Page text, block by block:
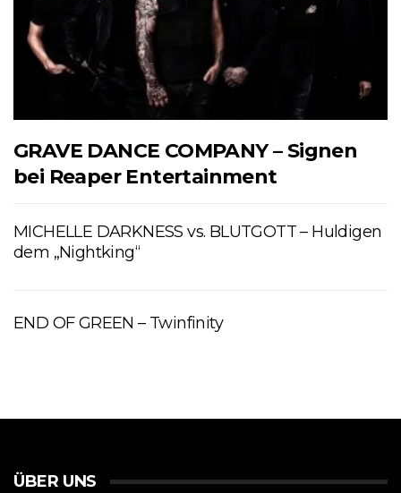
GRAVE DANCE COMPANY – Signen
bei Reaper Entertainment
MICHELLE DARKNESS vs. BLUTGOTT – Huldigen
dem „Nightking“
END OF GREEN – Twinfinity
ÜBER UNS